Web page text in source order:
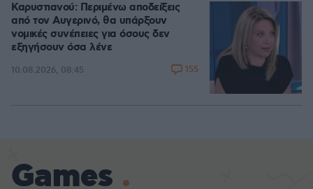
Καρυστιανού: Περιμένω αποδείξεις
από τον Αυγερινό, θα υπάρξουν
νομικές συνέπειες για όσους δεν
εξηγήσουν όσα λένε
10.08.2026, 08:45 155
Games